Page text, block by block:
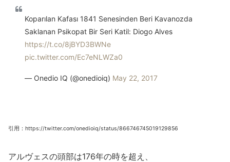
Koparılan Kafası 1841 Senesinden Beri Kavanozda
Saklanan Psikopat Bir Seri Katil: Diogo Alves
https://t.co/8jBYD3BWNe
pic.twitter.com/Ec7eNLWZa0
— Onedio IQ (@onedioiq) May 22, 2017
引用：https://twitter.com/onedioiq/status/866746745019129856
アルヴェスの頭部は176年の時を超え、